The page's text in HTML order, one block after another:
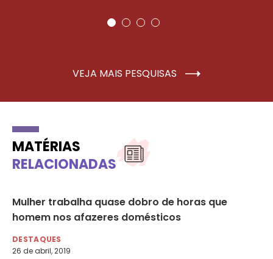
VEJA MAIS PESQUISAS
MATÉRIAS
RELACIONADAS
Mulher trabalha quase dobro de horas que
homem nos afazeres domésticos
DESTAQUES
26 de abril, 2019